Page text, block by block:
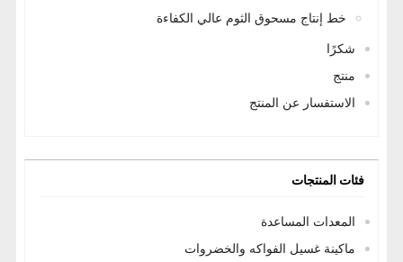
خط إنتاج مسحوق الثوم عالي الكفاءة
شكرًا
منتج
الاستفسار عن المنتج
فئات المنتجات
المعدات المساعدة
ماكينة غسيل الفواكه والخضروات